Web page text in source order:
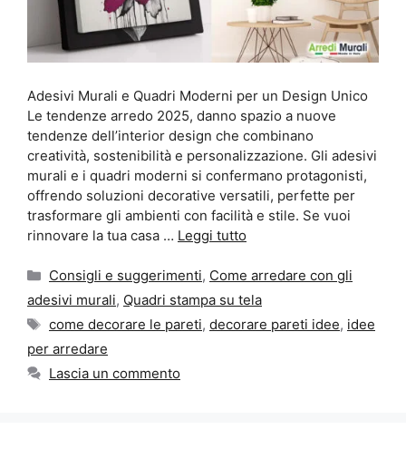
Adesivi Murali e Quadri Moderni per un Design Unico
Le tendenze arredo 2025, danno spazio a nuove
tendenze dell’interior design che combinano
creatività, sostenibilità e personalizzazione. Gli adesivi
murali e i quadri moderni si confermano protagonisti,
offrendo soluzioni decorative versatili, perfette per
trasformare gli ambienti con facilità e stile. Se vuoi
rinnovare la tua casa … Leggi tutto
Categorie
Consigli e suggerimenti, Come arredare con gli
adesivi murali, Quadri stampa su tela
Tag
come decorare le pareti, decorare pareti idee, idee
per arredare
Lascia un commento